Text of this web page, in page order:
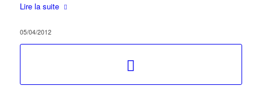
Lire la suite
05/04/2012